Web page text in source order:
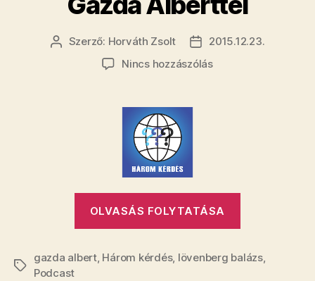
Bejegyzés
Szerző: Horváth Zsolt
Bejegyzés
dátuma
2015.12.23.
Nincs hozzászólása(z)
OLVASÁS FOLYTATÁSA
–
Címkék
gazda albert, Három kérdés, lövenberg balázs,
Podcast